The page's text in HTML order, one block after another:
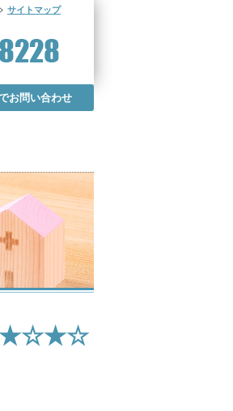
サイトマップ
お問い合わせ
★☆★☆